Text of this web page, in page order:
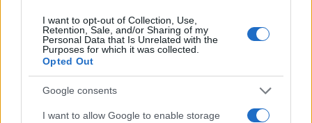
I want to opt-out of Collection, Use,
Retention, Sale, and/or Sharing of my
Personal Data that Is Unrelated with the
Purposes for which it was collected.
Opted Out
Google consents
I want to allow Google to enable storage
Continua a leggere